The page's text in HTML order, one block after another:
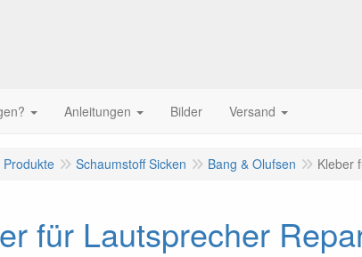
Anleitungen Bilder Versand
Produkte Schaumstoff Sicken Bang & Olufsen Kleber
für Lautsprecher